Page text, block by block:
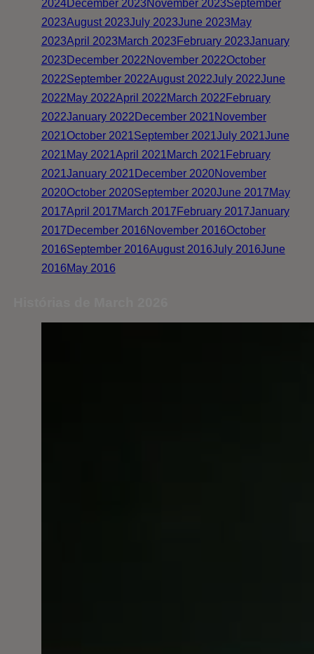
2024December 2023November 2023September
2023August 2023July 2023June 2023May
2023April 2023March 2023 February 2023January
2023 December 2022November 2022October
2022September 2022August 2022July 2022June
2022May 2022April 2022March 2022 February
2022January 2022 December 2021November
2021October 2021September 2021July 2021June
2021May 2021April 2021March 2021 February
2021January 2021 December 2020November
2020October 2020September 2020June 2017May
2017April 2017March 2017 February 2017January
2017 December 2016November 2016October
2016September 2016August 2016July 2016June
2016May 2016